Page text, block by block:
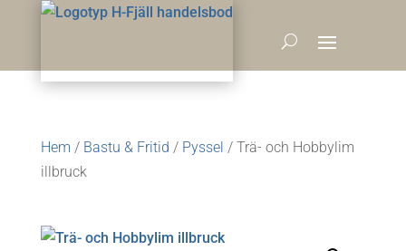
Hem / Bastu & Fritid / Pyssel / Trä- och Hobbylim
illbruck